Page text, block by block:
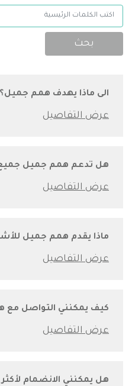
الإسم
بحث
الى ماذا يهدف همم جميل؟
هل تدعم همم جميل جميع
ماذا يقدم همم جميل
كيف يمكنني التواصل مع
هل يمكنني الانضمام لأكثر